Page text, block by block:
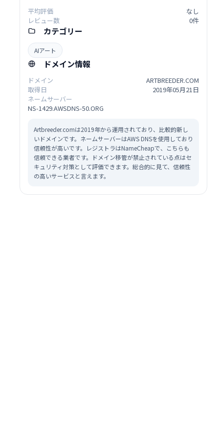
平均評価
なし
レビュー数
0件
カテゴリー
AIアート
ドメイン情報
ドメイン
ARTBREEDER.COM
取得日
2019年05月21日
ネームサーバー
NS-1429.AWSDNS-50.ORG
Artbreeder.comは2019年から運用されており、比較的新し
いドメインです。ネームサーバーはAWS DNSを使用しており
信頼性が高いです。レジストラはNameCheapで、こちらも
信頼できる業者です。ドメイン移管が禁止されている点はセ
キュリティ対策として評価できます。総合的に見て、信頼性
の高いサービスと言えます。